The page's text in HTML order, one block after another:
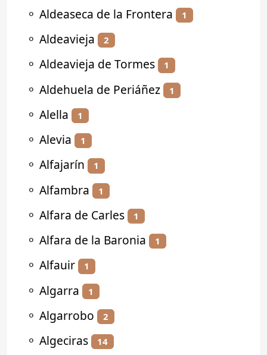
⚬ Aldeaseca de la Frontera 1
⚬ Aldeavieja 2
⚬ Aldeavieja de Tormes 1
⚬ Aldehuela de Periáñez 1
⚬ Alella 1
⚬ Alevia 1
⚬ Alfajarín 1
⚬ Alfambra 1
⚬ Alfara de Carles 1
⚬ Alfara de la Baronia 1
⚬ Alfauir 1
⚬ Algarra 1
⚬ Algarrobo 2
⚬ Algeciras 14